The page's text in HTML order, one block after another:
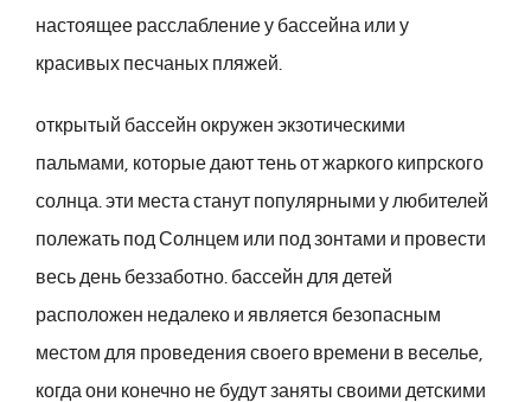
настоящее расслабление у бассейна или у
красивых песчаных пляжей.
открытый бассейн окружен экзотическими
пальмами, которые дают тень от жаркого кипрского
солнца. эти места станут популярными у любителей
полежать под Солнцем или под зонтами и провести
весь день беззаботно. бассейн для детей
расположен недалеко и является безопасным
местом для проведения своего времени в веселье,
когда они конечно не будут заняты своими детскими